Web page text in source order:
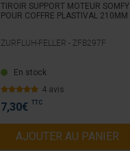
TIROIR SUPPORT MOTEUR SOMFY
POUR COFFRE PLASTIVAL 210MM
ZURFLUH-FELLER - ZFB297F
En stock
4 avis
7,30€ TTC
AJOUTER AU PANIER